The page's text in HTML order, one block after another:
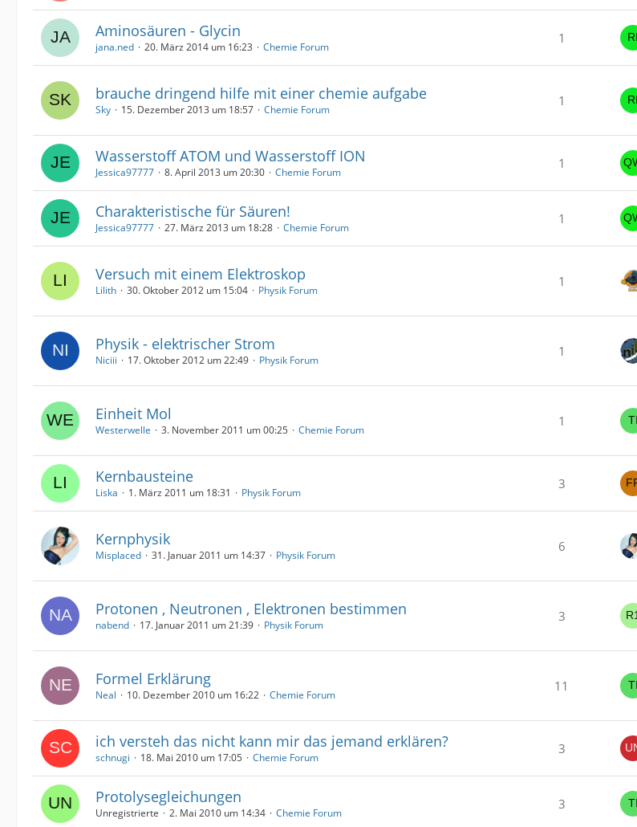
Aminosäuren - Glycin
jana.ned 20. März 2014 um 16:23 Chemie Forum
1
brauche dringend hilfe mit einer chemie aufgabe
Sky 15. Dezember 2013 um 18:57 Chemie Forum
1
Wasserstoff ATOM und Wasserstoff ION
Jessica97777 8. April 2013 um 20:30 Chemie Forum
1
Charakteristische für Säuren!
Jessica97777 27. März 2013 um 18:28 Chemie Forum
1
Versuch mit einem Elektroskop
Lilith 30. Oktober 2012 um 15:04 Physik Forum
1
Physik - elektrischer Strom
Niciii 17. Oktober 2012 um 22:49 Physik Forum
1
Einheit Mol
Westerwelle 3. November 2011 um 00:25 Chemie Forum
1
Kernbausteine
Liska 1. März 2011 um 18:31 Physik Forum
3
Kernphysik
Misplaced 31. Januar 2011 um 14:37 Physik Forum
6
Protonen , Neutronen , Elektronen bestimmen
nabend 17. Januar 2011 um 21:39 Physik Forum
3
Formel Erklärung
Neal 10. Dezember 2010 um 16:22 Chemie Forum
11
ich versteh das nicht kann mir das jemand erklären?
schnugi 18. Mai 2010 um 17:05 Chemie Forum
3
Protolysegleichungen
Unregistrierte 2. Mai 2010 um 14:34 Chemie Forum
3